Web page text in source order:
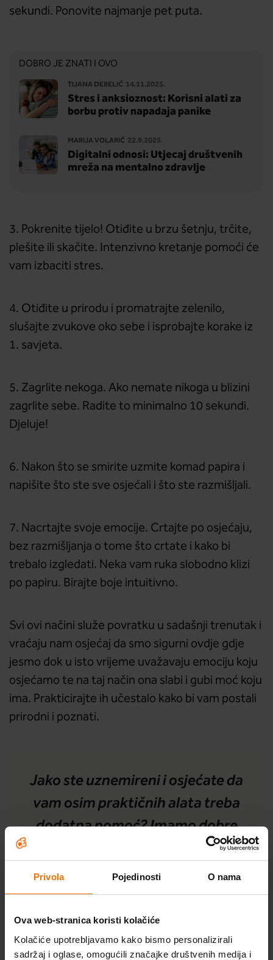
Privola Pojedinosti O nama
Ova web-stranica koristi kolačiće
Kolačiće upotrebljavamo kako bismo personalizirali
sadržaj i oglase, omogućili značajke društvenih medija i
sekundi. Ponovite najmanje pet puta.
DOBRO JE ZNATI I OVO
TIJANA DEBELIĆ 14.11.2025.
Stres i anksioznost: Korisni alati za
borbu protiv napadaja panike
MARIJA VOLARIĆ 22.9.2025.
Digitalni odnosi: Utjecaj društvenih
mreža na mentalno zdravlje
3. Pokrenite tijelo! Otiđite u brzu šetnju, trčite,
plešite ili skačite. Intenzivno kretanje pomoći će
vam izbaciti stres.
4. Otiđite u prirodu i promatrajte zelenilo,
slušajte zvukove oko sebe i isprobajte korake iz
1. savjeta.
5. Zagrlite nekoga. Ako nemate nikoga u blizini
zagrlite sebe. Radite to minimalno 10 sekundi.
Djeluje!
6. Nakon što se smirite uzmite komad papira i
napišite što ste sve osjećali i što ste razmišljali.
7. Nacrtajte svoje emocije. Crtajte po osjećaju,
bez razmišljanja o tome što crtate i kako bi
trebalo izgledati. Neka vam ruka slobodno klizi
po papiru. Birajte boje intuitivno.
Svi ovi načini služe povratku u sadašnji trenutak i
vraćaju nam osjećaj da smo sigurni ovdje gdje
jesmo dok u isto vrijeme uvažavaju emociju koju
osjećamo te na taj način ona slabi i gubi moć koju
ima. Prakticirajte ih učestalo kako bi vam postali
prirodni i poznati.
Jako ste uznemireni i osjećate da
vam osim praktičnih alata treba
dodatna pomoć? Imamo dobre
vijesti: za savjet se možete
obratiti stručnoj suradnici
platforme Budi DOBRO. Budi
CE., psihologinji Tijani Debelić
putem rubrikeDobro je pitati.